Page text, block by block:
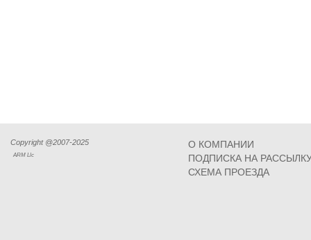
Copyright @2007-2025
ARM Llc
О КОМПАНИИ
ПОДПИСКА НА
СХЕМА ПРОЕЗДА